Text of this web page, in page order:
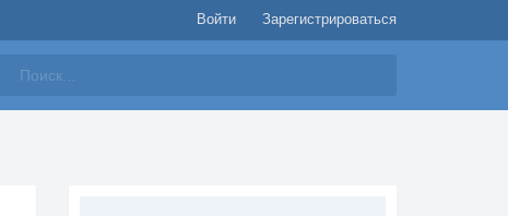
Войти Зарегистрироваться
Найти